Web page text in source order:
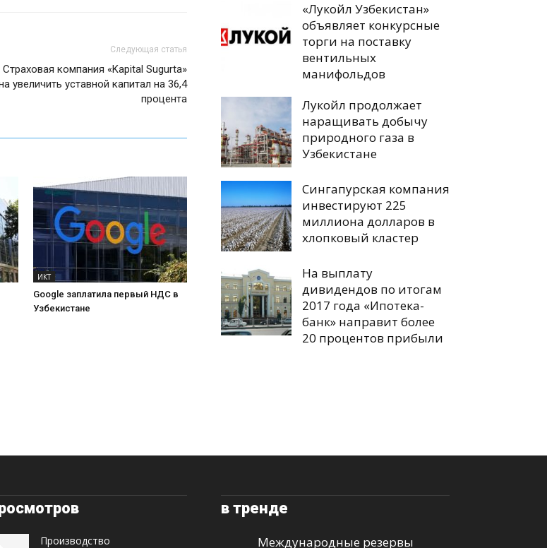
Следующая статья
Страховая компания «Kapital Sugurta»
увеличить уставной капитал на 36,4
процента
ИКТ
Google заплатила первый НДС в
Узбекистане
«Лукойл Узбекистан»
объявляет конкурсные
торги на поставку
вентильных
манифольдов
Лукойл продолжает
наращивать добычу
природного газа в
Узбекистане
Сингапурская компания
инвестируют 225
миллиона долларов в
хлопковый кластер
На выплату
дивидендов по итогам
2017 года «Ипотека-
банк» направит более
20 процентов прибыли
Производство
в тренде
Международные резервы